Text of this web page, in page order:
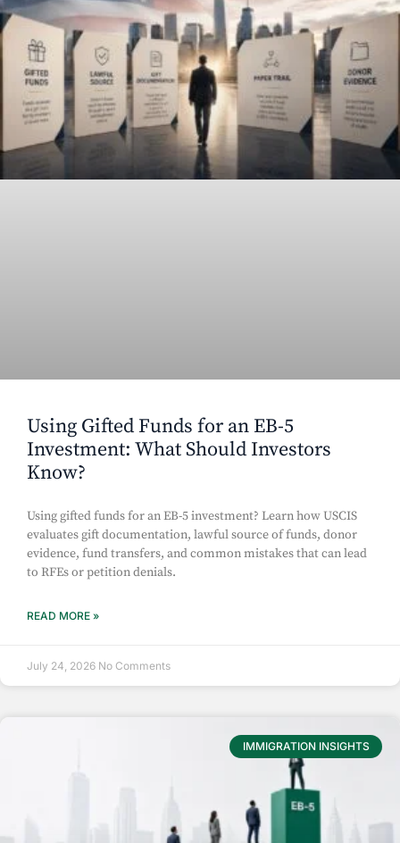
Using Gifted Funds for an EB-5
Investment: What Should Investors
Know?
Using gifted funds for an EB-5 investment? Learn how USCIS
evaluates gift documentation, lawful source of funds, donor
evidence, fund transfers, and common mistakes that can lead
to RFEs or petition denials.
READ MORE »
July 24, 2026 No Comments
IMMIGRATION INSIGHTS